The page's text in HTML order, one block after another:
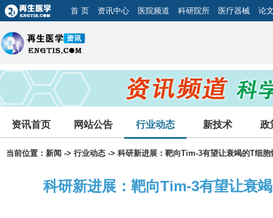
首 页 资讯中心 医院频道 科研院所 医疗器械 论
资讯首页 网站公告 行业动态 新技术 政
当前位置： 新闻 -> 行业动态 -> 科研新进展：靶向Tim-3有望让衰竭的T细胞
科研新进展：靶向Tim-3有望让衰